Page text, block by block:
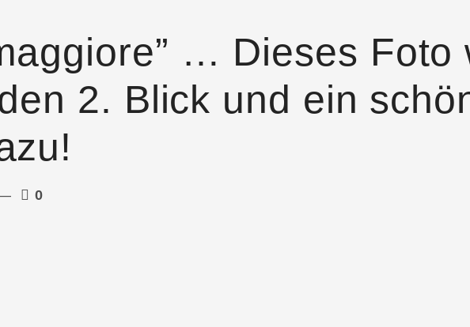
… Dieses Foto
2. Blick und ein
0